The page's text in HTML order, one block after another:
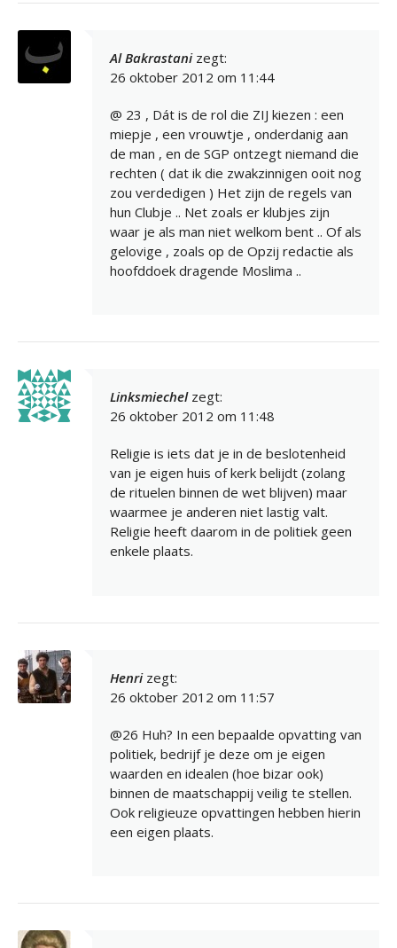
Al Bakrastani zegt:
26 oktober 2012 om 11:44
@ 23 , Dát is de rol die ZIJ kiezen : een
miepje , een vrouwtje , onderdanig aan
de man , en de SGP ontzegt niemand die
rechten ( dat ik die zwakzinnigen ooit nog
zou verdedigen ) Het zijn de regels van
hun Clubje .. Net zoals er klubjes zijn
waar je als man niet welkom bent .. Of als
gelovige , zoals op de Opzij redactie als
hoofddoek dragende Moslima ..
Linksmiechel zegt:
26 oktober 2012 om 11:48
Religie is iets dat je in de beslotenheid
van je eigen huis of kerk belijdt (zolang
de rituelen binnen de wet blijven) maar
waarmee je anderen niet lastig valt.
Religie heeft daarom in de politiek geen
enkele plaats.
Henri zegt:
26 oktober 2012 om 11:57
@26 Huh? In een bepaalde opvatting van
politiek, bedrijf je deze om je eigen
waarden en idealen (hoe bizar ook)
binnen de maatschappij veilig te stellen.
Ook religieuze opvattingen hebben hierin
een eigen plaats.